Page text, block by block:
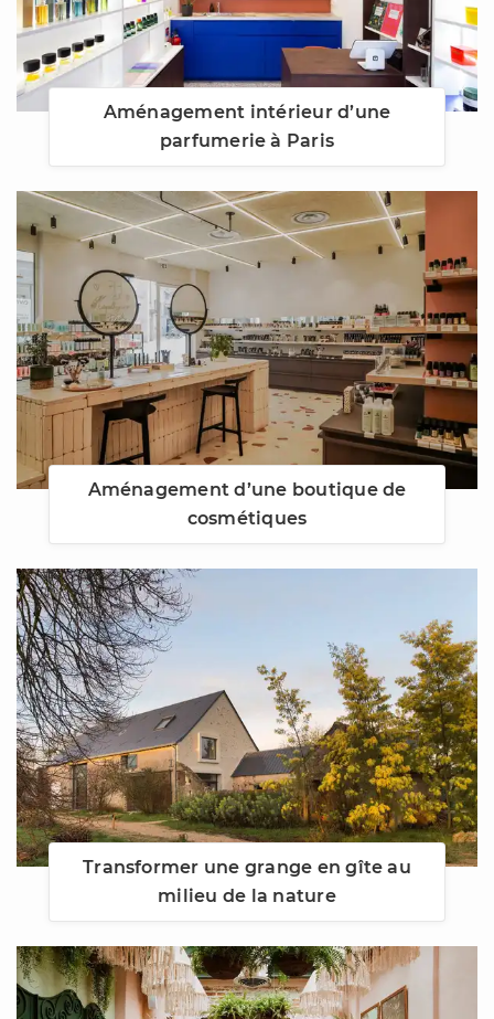
Aménagement intérieur d’une
parfumerie à Paris
Aménagement d’une boutique de
cosmétiques
Transformer une grange en gîte au
milieu de la nature